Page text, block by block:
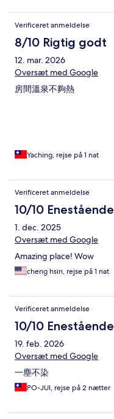
Verificeret anmeldelse
8/10 Rigtig godt
12. mar. 2026
Oversæt med Google
房間溫泉不夠熱
Yaching, rejse på 1 nat
Verificeret anmeldelse
10/10 Enestående
1. dec. 2025
Oversæt med Google
Amazing place! Wow
cheng hsin, rejse på 1 nat
Verificeret anmeldelse
10/10 Enestående
19. feb. 2026
Oversæt med Google
一塵不染
PO-JUI, rejse på 2 nætter